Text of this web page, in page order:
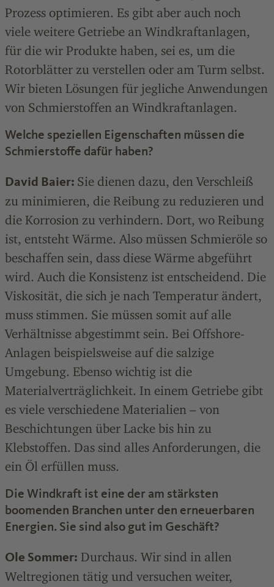
Prozess optimieren. Es gibt aber auch noch
viele weitere Getriebe an Windkraftanlagen,
für die wir Produkte haben, sei es, um die
Rotorblätter zu verstellen oder am Turm selbst.
Wir bieten Lösungen für jegliche Anwendungen
von Schmierstoffen an Windkraftanlagen.
Welche speziellen Eigenschaften müssen die
Schmierstoffe dafür haben?
David Baier: Sie dienen dazu, den Verschleiß
zu minimieren, die Reibung zu reduzieren und
die Korrosion zu verhindern. Dort, wo Reibung
ist, entsteht Wärme. Also müssen Schmieröle so
beschaffen sein, dass diese Wärme abgeführt
wird. Auch die Konsistenz ist entscheidend. Die
Viskosität, die sich je nach Temperatur ändert,
muss stimmen. Sie müssen somit auf alle
Verhältnisse abgestimmt sein. Bei Offshore-
Anlagen beispielsweise auf die salzige
Umgebung. Ebenso wichtig ist die
Materialverträglichkeit. In einem Getriebe gibt
es viele verschiedene Materialien – von
Beschichtungen über Lacke bis hin zu
Klebstoffen. Das sind alles Anforderungen, die
ein Öl erfüllen muss.
Die Windkraft ist eine der am stärksten
boomenden Branchen unter den erneuerbaren
Energien. Sie sind also gut im Geschäft?
Ole Sommer: Durchaus. Wir sind in allen
Weltregionen tätig und versuchen weiter,